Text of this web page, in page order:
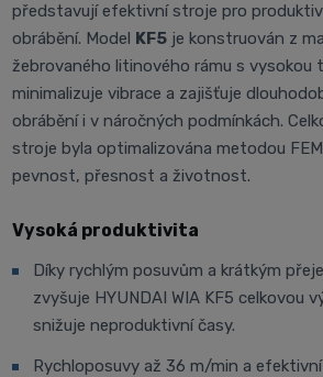
představují efektivní stroje pro
obrábění. Model KF5 je konstruován z
žebrovaného litinového rámu s vysokou
minimalizuje vibrace a zajišťuje
obrábění i v náročných podmínkách.
stroje byla optimalizována metodou
pevnost, přesnost a životnost.
Vysoká produktivita
Díky rychlým posuvům a krátkým
zvyšuje HYUNDAI WIA KF5 celkovou
snižuje neproduktivní časy.
Rychloposuvy až 36 m/min a